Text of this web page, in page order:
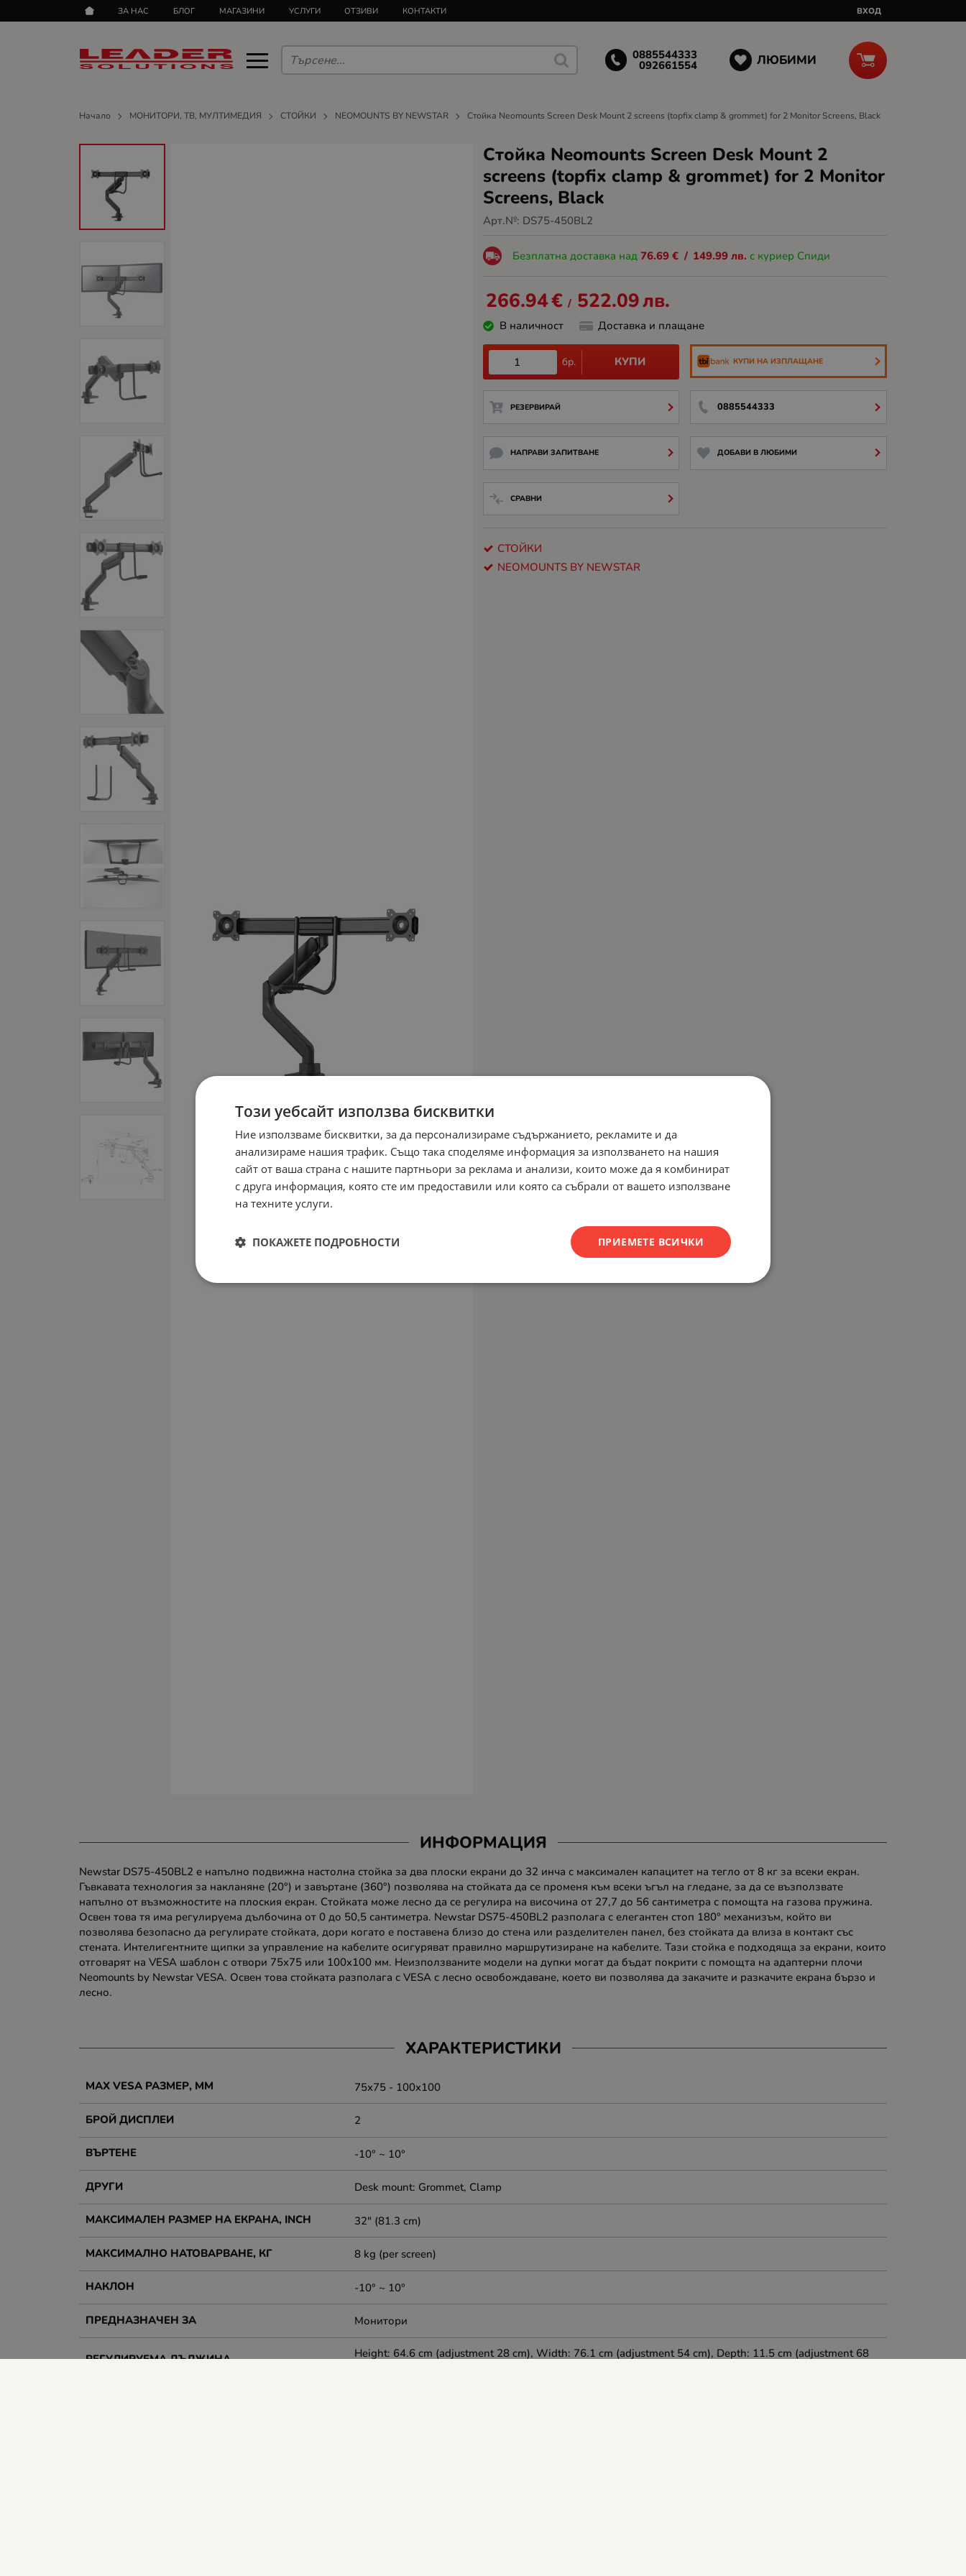
ЗА НАС БЛОГ МАГАЗИНИ УСЛУГИ ОТЗИВИ КОНТАКТИ ВХОД
0885544333
092661554 ЛЮБИМИ
Начало МОНИТОРИ, ТВ, МУЛТИМЕДИЯ СТОЙКИ NEOMOUNTS BY NEWSTAR Стойка Neomounts Screen Desk Mount 2 screens (topfix clamp & grommet) for 2 Monitor Screens, Black
Стойка Neomounts Screen Desk Mount 2
screens (topfix clamp & grommet) for 2 Monitor
Screens, Black
Арт.№: DS75-450BL2
Безплатна доставка над76.69 € / 149.99 лв. с куриер Спиди
266.94€ / 522.09лв.
В наличност Доставка и плащане
бр. КУПИ КУПИ НА ИЗПЛАЩАНЕ
РЕЗЕРВИРАЙ 0885544333
НАПРАВИ ЗАПИТВАНЕ ДОБАВИ В ЛЮБИМИ
СРАВНИ
СТОЙКИ
NEOMOUNTS BY NEWSTAR
ИНФОРМАЦИЯ
Newstar DS75-450BL2 е напълно подвижна настолна стойка за два плоски екрани до 32 инча с максимален капацитет на тегло от 8 кг за всеки екран.
Гъвкавата технология за накланяне (20°) и завъртане (360°) позволява на стойката да се променя към всеки ъгъл на гледане, за да се възползвате
напълно от възможностите на плоския екран. Стойката може лесно да се регулира на височина от 27,7 до 56 сантиметра с помощта на газова пружина.
Освен това тя има регулируема дълбочина от 0 до 50,5 сантиметра. Newstar DS75-450BL2 разполага с елегантен стоп 180° механизъм, който ви
позволява безопасно да регулирате стойката, дори когато е поставена близо до стена или разделителен панел, без стойката да влиза в контакт със
стената. Интелигентните щипки за управление на кабелите осигуряват правилно маршрутизиране на кабелите. Тази стойка е подходяща за екрани, които
отговарят на VESA шаблон с отвори 75x75 или 100x100 мм. Неизползваните модели на дупки могат да бъдат покрити с помощта на адаптерни плочи
Neomounts by Newstar VESA. Освен това стойката разполага с VESA с лесно освобождаване, което ви позволява да закачите и разкачите екрана бързо и
лесно.
ХАРАКТЕРИСТИКИ
MAX VESA РАЗМЕР, MM 75x75 - 100x100
БРОЙ ДИСПЛЕИ 2
ВЪРТЕНЕ -10° ~ 10°
ДРУГИ Desk mount: Grommet, Clamp
МАКСИМАЛЕН РАЗМЕР НА ЕКРАНА, INCH 32" (81.3 cm)
МАКСИМАЛНО НАТОВАРВАНЕ, КГ 8 kg (per screen)
НАКЛОН -10° ~ 10°
ПРЕДНАЗНАЧЕН ЗА Mонитори
РЕГУЛИРУЕМА ДЪЛЖИНА
Height: 64.6 cm (adjustment 28 cm), Width: 76.1 cm (adjustment 54 cm), Depth: 11.5 cm (adjustment 68
Този уебсайт използва бисквитки
Ние използваме бисквитки, за да персонализираме съдържанието, рекламите и да
анализираме нашия трафик. Също така споделяме информация за използването на нашия
сайт от ваша страна с нашите партньори за реклама и анализи, които може да я комбинират
с друга информация, която сте им предоставили или която са събрали от вашето използване
на техните услуги.
ПРИЕМЕТЕ ВСИЧКИ
ПОКАЖЕТЕ ПОДРОБНОСТИ